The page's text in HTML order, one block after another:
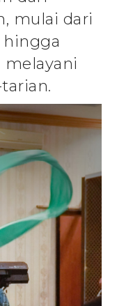
mulai dari
hingga
melayani